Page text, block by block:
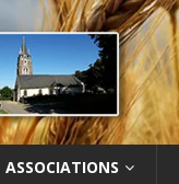
ASSOCIATIONS